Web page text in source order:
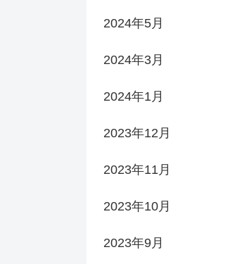
2024年5月
2024年3月
2024年1月
2023年12月
2023年11月
2023年10月
2023年9月